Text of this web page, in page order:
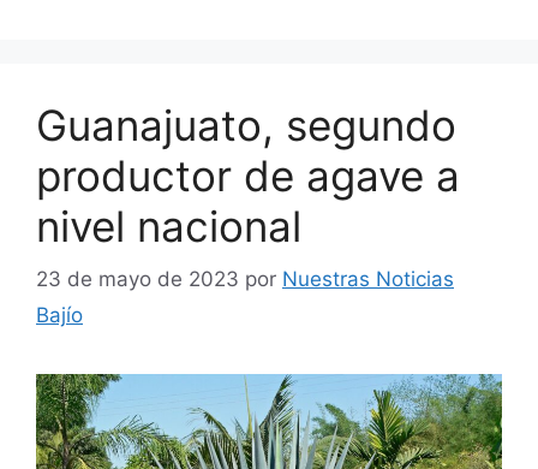
Guanajuato, segundo
productor de agave a
nivel nacional
23 de mayo de 2023 por Nuestras Noticias
Bajío